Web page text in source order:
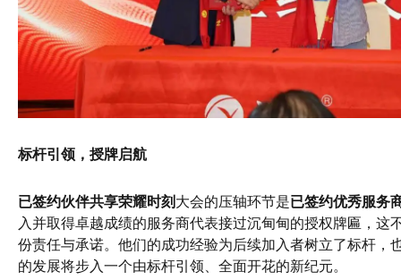
标杆引领，授牌启航
已签约伙伴共享荣耀时刻 大会的压轴环节是已签约优秀服务
入并取得卓越成绩的服务商代表接过沉甸甸的授权牌匾，这
份责任与承诺。他们的成功经验为后续加入者树立了标杆，
的发展将步入一个由标杆引领、全面开花的新纪元。